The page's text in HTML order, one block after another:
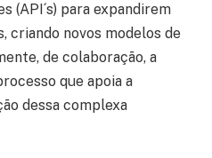
(API´s) para expandirem
criando novos modelos de
de colaboração, a
que apoia a
dessa complexa